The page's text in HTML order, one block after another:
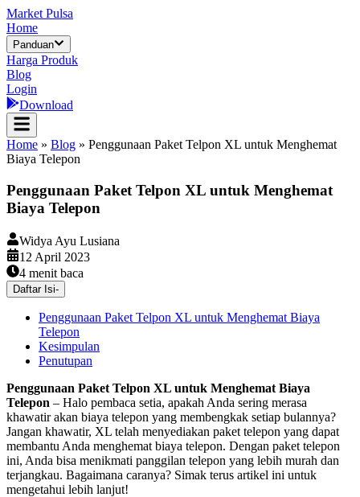
Market Pulsa
Home
Panduan
Harga Produk
Blog
Login
Download
Home » Blog » Penggunaan Paket Telpon XL untuk Menghemat
Biaya Telepon
Penggunaan Paket Telpon XL untuk Menghemat
Biaya Telepon
Widya Ayu Lusiana
12 April 2023
4 menit baca
Daftar Isi-
Penggunaan Paket Telpon XL untuk Menghemat Biaya
Telepon
Kesimpulan
Penutupan
Penggunaan Paket Telpon XL untuk Menghemat Biaya
Telepon – Halo pembaca setia, apakah Anda sering merasa
khawatir akan biaya telepon yang membengkak setiap bulannya?
Jangan khawatir, XL telah menyediakan paket telepon yang dapat
membantu Anda menghemat biaya telepon. Dengan paket telepon
ini, Anda bisa menikmati panggilan telepon yang lebih murah dan
terjangkau. Bagaimana caranya? Simak terus artikel ini untuk
mengetahui lebih lanjut!